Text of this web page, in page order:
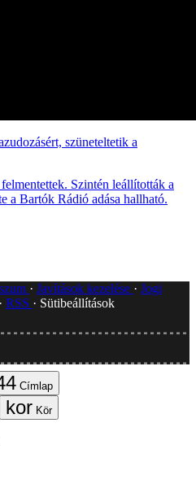
szüneteltetik a
Szintén leállították a
a Bartók Rádió adása hallható.
Javítások kezelése
Jogi
RSS
Sütibeállítások
Címlap
Kör